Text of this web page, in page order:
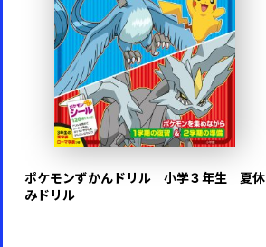
ポケモンずかんドリル 小学３年生 夏休
みドリル